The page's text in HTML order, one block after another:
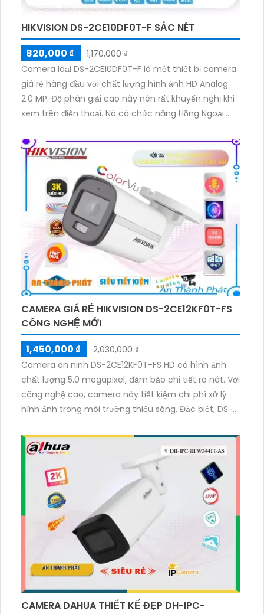
HIKVISION DS-2CE10DF0T-F SẮC NÉT
820,000 ₫
1,170,000 ₫
Camera loại DS-2CE10DF0T-F là một thiết bị camera
giá rẻ hàng đầu với chất lượng hình ảnh HD Analog
2.0 MP. Độ phân giải cao này nên rất khuyến nghị khi
xem trên điện thoại. Nó có chức năng Hồng Ngoại
đêm tốt và khả năng nhìn xa hơn 20m. Với thiết kế
bullet ngoài trời, thân kim loại chắc chắn, nó có khả
năng truyền hình ảnh chất lượng trên nền tảng AHD,
CVI, TVI và BCS. Bên cạnh đó, nó cũng hoạt động ổn
định và ở thời gian dài, có chức năng thu hình đáng
tin cậy và ổn định.
CAMERA GIÁ RẺ HIKVISION DS-2CE12KF0T-FS
CÔNG NGHỆ MỚI
1,450,000 ₫
2,030,000 ₫
Camera an ninh DS-2CE12KF0T-FS HD có hình ảnh
chất lượng 5.0 megapixel, đảm bảo chi tiết rõ nét. Với
công nghệ cao, camera này tiết kiệm chi phí xử lý
hình ảnh trong môi trường thiếu sáng. Đặc biệt, DS-
với chế độ màu ban đêm. Với chip xử lý hình ảnh
CMOS tiên tiến, camera này thu được hình ảnh màu
sắc đẹp hơn. Ngoài ra, DS-2CE12KF0T-FS còn hỗ trợ
công nghệ AHD, CVI, TVI, BCS, giảm thiểu rủi ro sự cố
trong quá trình sử dụng.
CAMERA DAHUA THIẾT KẾ ĐẸP DH-IPC-